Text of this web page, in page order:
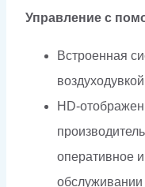
Управление с
Встроенная
воздуходувкой
HD-
оперативное